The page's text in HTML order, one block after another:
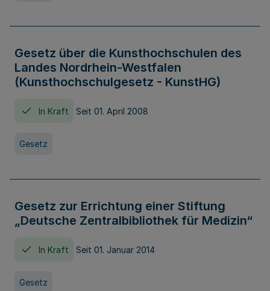
Gesetz über die Kunsthochschulen des
Landes Nordrhein-Westfalen
(Kunsthochschulgesetz - KunstHG)
In Kraft Seit 01. April 2008
Gesetz
Gesetz zur Errichtung einer Stiftung
„Deutsche Zentralbibliothek für Medizin“
In Kraft Seit 01. Januar 2014
Gesetz